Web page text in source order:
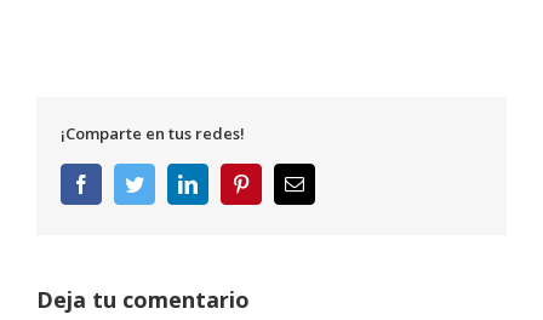
¡Comparte en tus redes!
FacebookTwitterLinkedInPinterestCorreo
electrónico
Deja tu comentario